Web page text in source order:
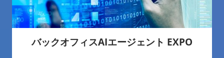
バックオフィスAIエージェント EXPO